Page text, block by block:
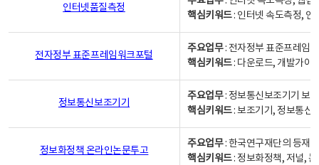
인터넷품질측정
핵심키워드: 인터넷 속도측정, 인
전자정부 표준프레임워크포털
주요업무: 전자정부 표준프레임
핵심키워드: 다운로드, 개발가이
정보통신보조기기
주요업무: 정보통신보조기기 보
핵심키워드: 보조기기, 정보통신
정보화정책 온라인논문투고
주요업무: 한국연구재단의 등재
핵심키워드: 정보화정책, 저널,